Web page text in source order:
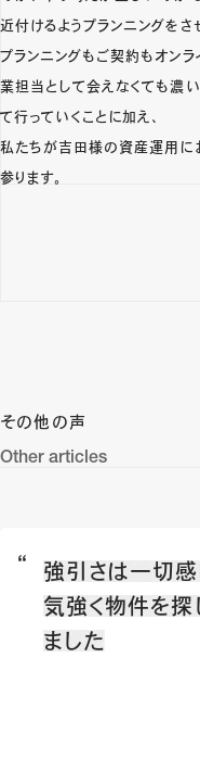
近付けるようプランニングをさ
プランニングもご契約もオン
業担当として会えなくても濃
て行っていくことに加え、
私たちが吉田様の資産運用に
参ります。
その他の声
Other articles
強引さは一切感
気強く物件を探
ました